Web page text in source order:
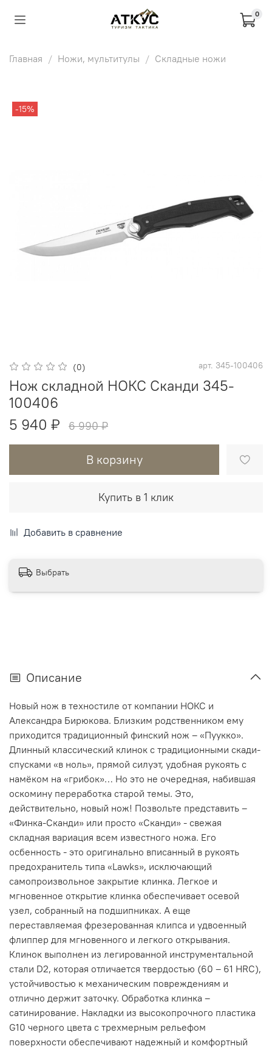
0
Главная Ножи, мультитулы Складные ножи
-15%
(0) арт. 345-100406
Нож складной НОКС Сканди 345-
100406
5 940 ₽
6 990 ₽
В корзину
Купить в 1 клик
Добавить в сравнение
Выбрать
Описание
Новый нож в техностиле от компании НОКС и
Александра Бирюкова. Близким родственником ему
приходится традиционный финский нож – «Пуукко».
Длинный классический клинок с традиционными скади-
спусками «в ноль», прямой силуэт, удобная рукоять с
намёком на «грибок»… Но это не очередная, набившая
оскомину переработка старой темы. Это,
действительно, новый нож! Позвольте представить –
«Финка-Сканди» или просто «Сканди» - свежая
складная вариация всем известного ножа. Его
осбенность - это оригинально вписанный в рукоять
предохранитель типа «Lawks», исключающий
самопроизвольное закрытие клинка. Легкое и
мгновенное открытие клинка обеспечивает осевой
узел, собранный на подшипниках. А еще
переставляемая фрезерованная клипса и удвоенный
флиппер для мгновенного и легкого открывания.
Клинок выполнен из легированной инструментальной
стали D2, которая отличается твердостью (60 – 61 HRC),
устойчивостью к механическим повреждениям и
отлично держит заточку. Обработка клинка –
сатинирование. Накладки из высокопрочного пластика
G10 черного цвета с трехмерным рельефом
поверхности обеспечивают надежный и комфортный